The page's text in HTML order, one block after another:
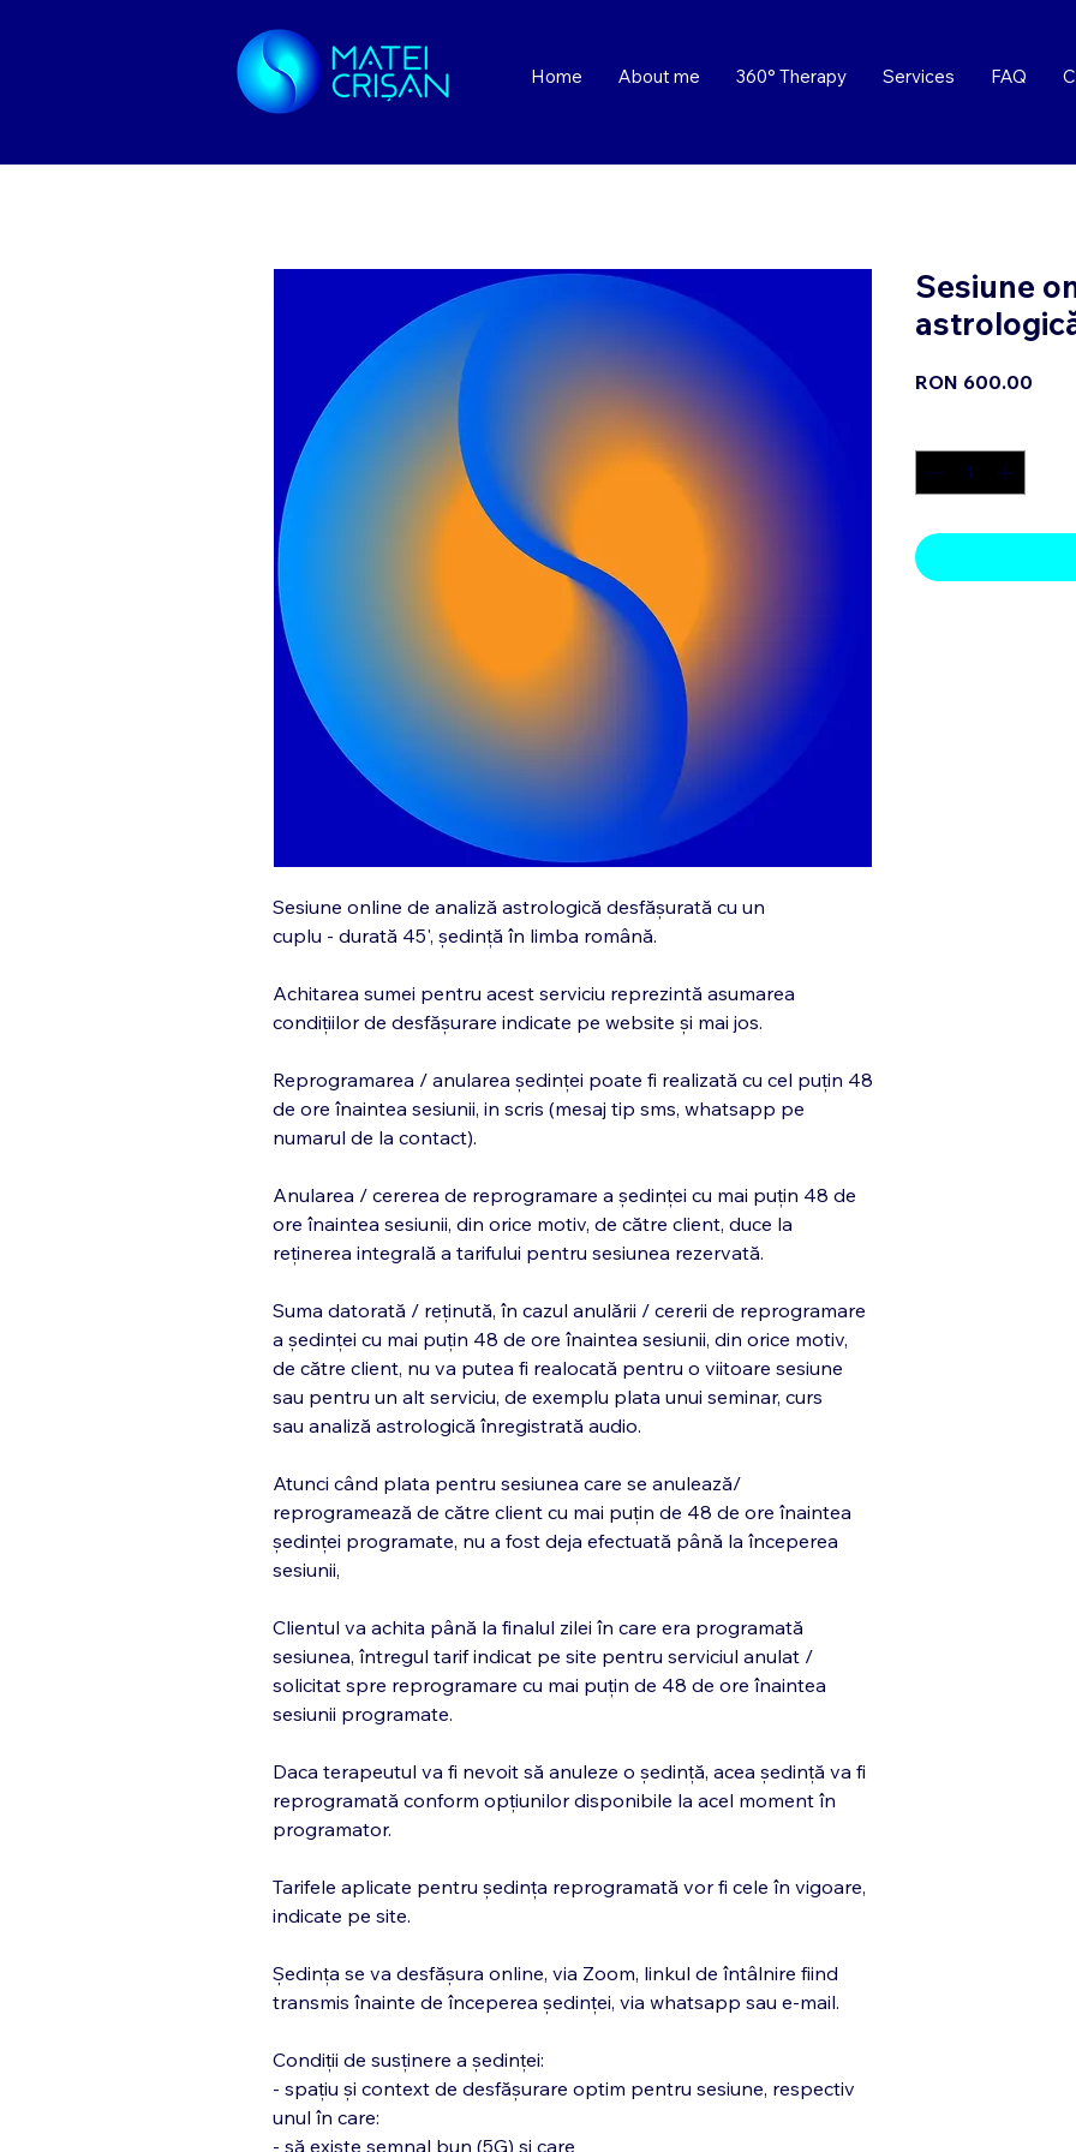
Home About me 360° Therapy Services FAQ
Sesiune online de analiză astrologică desfășurată cu un
cuplu - durată 45', ședință în limba română.
Achitarea sumei pentru acest serviciu reprezintă asumarea
condițiilor de desfășurare indicate pe website și mai jos.
Reprogramarea / anularea ședinței poate fi realizată cu cel puțin 48
de ore înaintea sesiunii, in scris (mesaj tip sms, whatsapp pe
numarul de la contact).
Anularea / cererea de reprogramare a ședinței cu mai puțin 48 de
ore înaintea sesiunii, din orice motiv, de către client, duce la
reținerea integrală a tarifului pentru sesiunea rezervată.
Suma datorată / reținută, în cazul anulării / cererii de reprogramare
a ședinței cu mai puțin 48 de ore înaintea sesiunii, din orice motiv,
de către client, nu va putea fi realocată pentru o viitoare sesiune
sau pentru un alt serviciu, de exemplu plata unui seminar, curs
sau analiză astrologică înregistrată audio.
Atunci când plata pentru sesiunea care se anulează/
reprogramează de către client cu mai puțin de 48 de ore înaintea
ședinței programate, nu a fost deja efectuată până la începerea
sesiunii,
Clientul va achita până la finalul zilei în care era programată
sesiunea, întregul tarif indicat pe site pentru serviciul anulat /
solicitat spre reprogramare cu mai puțin de 48 de ore înaintea
sesiunii programate.
Daca terapeutul va fi nevoit să anuleze o ședință, acea ședință va fi
reprogramată conform opțiunilor disponibile la acel moment în
programator.
Tarifele aplicate pentru ședința reprogramată vor fi cele în vigoare,
indicate pe site.
Ședința se va desfășura online, via Zoom, linkul de întâlnire fiind
transmis înainte de începerea ședinței, via whatsapp sau e-mail.
Condiții de susținere a ședinței:
- spațiu și context de desfășurare optim pentru sesiune, respectiv
unul în care:
- să existe semnal bun (5G) și care
Sesiune
RON 600.00